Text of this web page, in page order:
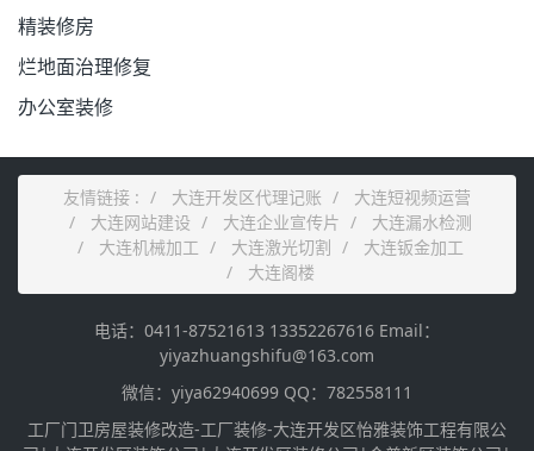
精装修房
烂地面治理修复
办公室装修
友情链接 : 大连开发区代理记账
大连短视频运营
大连网站建设
大连企业宣传片
大连漏水检测
大连机械加工
大连激光切割
大连钣金加工
大连阁楼
电话：0411-87521613 13352267616 Email：
yiyazhuangshifu@163.com
微信：yiya62940699 QQ：782558111
工厂门卫房屋装修改造-工厂装修-大连开发区怡雅装饰工程有限公